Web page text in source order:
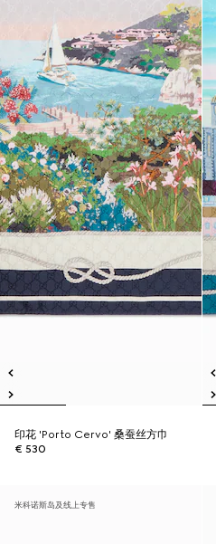
印花 'Porto Cervo' 桑蚕丝方巾
€ 530
米科诺斯岛及线上专售